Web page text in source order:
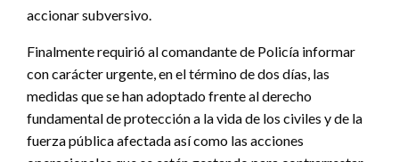
accionar subversivo.
Finalmente requirió al comandante de Policía informar
con carácter urgente, en el término de dos días, las
medidas que se han adoptado frente al derecho
fundamental de protección a la vida de los civiles y de la
fuerza pública afectada así como las acciones